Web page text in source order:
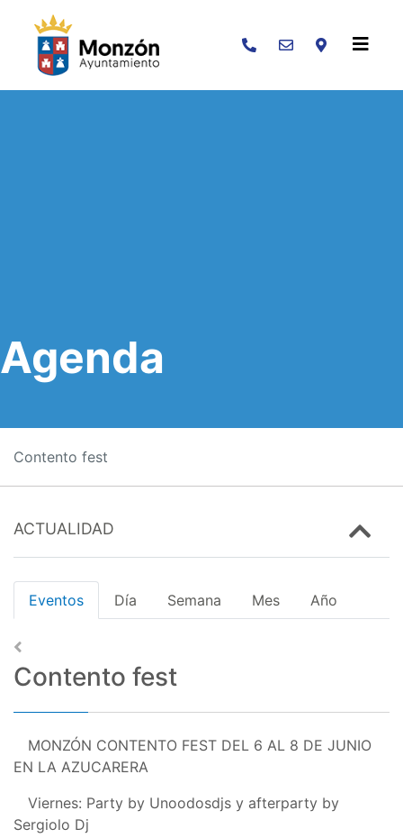
Buscar
Agenda
Contento fest
ACTUALIDAD
Eventos Día Semana Mes Año
Contento fest
MONZÓN CONTENTO FEST DEL 6 AL 8 DE JUNIO
EN LA AZUCARERA
Viernes: Party by Unoodosdjs y afterparty by
Sergiolo Dj